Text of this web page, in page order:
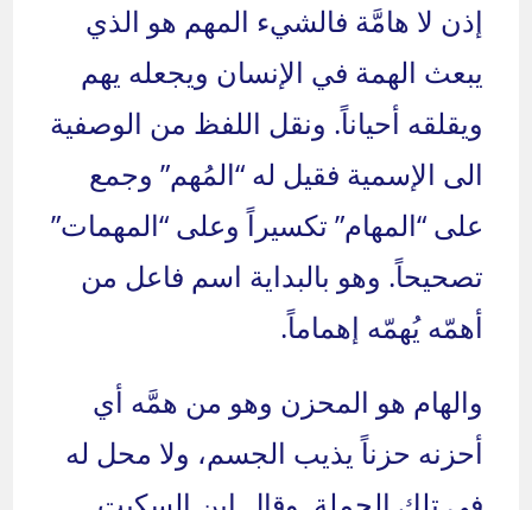
إذن لا هامَّة فالشيء المهم هو الذي
يبعث الهمة في الإنسان ويجعله يهم
ويقلقه أحياناً. ونقل اللفظ من الوصفية
الى الإسمية فقيل له “المُهم” وجمع
على “المهام” تكسيراً وعلى “المهمات”
تصحيحاً. وهو بالبداية اسم فاعل من
أهمّه يُهمّه إهماماً.
والهام هو المحزن وهو من همَّه أي
أحزنه حزناً يذيب الجسم، ولا محل له